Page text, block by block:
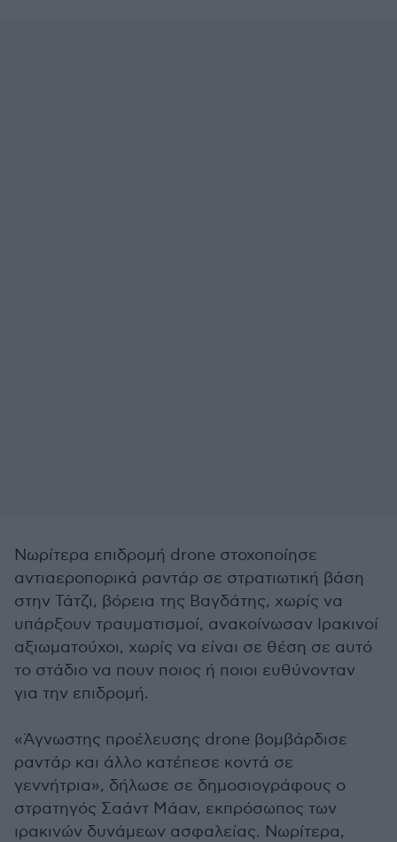
Νωρίτερα επιδρομή drone στοχοποίησε
αντιαεροπορικά ραντάρ σε στρατιωτική βάση
στην Τάτζι, βόρεια της Βαγδάτης, χωρίς να
υπάρξουν τραυματισμοί, ανακοίνωσαν Ιρακινοί
αξιωματούχοι, χωρίς να είναι σε θέση σε αυτό
το στάδιο να πουν ποιος ή ποιοι ευθύνονταν
για την επιδρομή.
«Άγνωστης προέλευσης drone βομβάρδισε
ραντάρ και άλλο κατέπεσε κοντά σε
γεννήτρια», δήλωσε σε δημοσιογράφους ο
στρατηγός Σαάντ Μάαν, εκπρόσωπος των
ιρακινών δυνάμεων ασφαλείας. Νωρίτερα,